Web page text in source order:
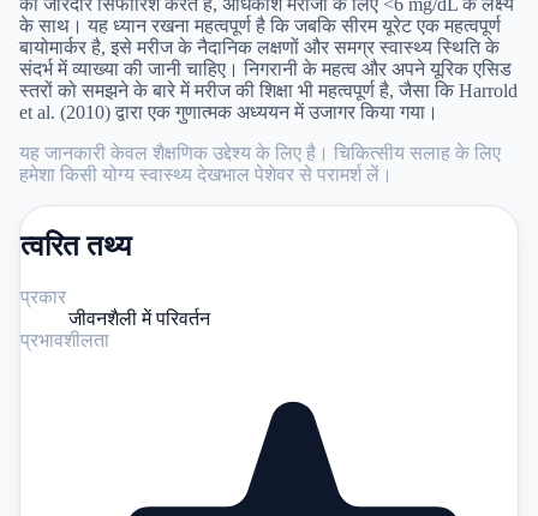
के साथ। यह ध्यान रखना महत्वपूर्ण है कि जबकि सीरम यूरेट एक महत्वपूर्ण
बायोमार्कर है, इसे मरीज के नैदानिक लक्षणों और समग्र स्वास्थ्य स्थिति के
संदर्भ में व्याख्या की जानी चाहिए। निगरानी के महत्व और अपने यूरिक एसिड
स्तरों को समझने के बारे में मरीज की शिक्षा भी महत्वपूर्ण है, जैसा कि Harrold
et al. (2010) द्वारा एक गुणात्मक अध्ययन में उजागर किया गया।
यह जानकारी केवल शैक्षणिक उद्देश्य के लिए है। चिकित्सीय सलाह के लिए
हमेशा किसी योग्य स्वास्थ्य देखभाल पेशेवर से परामर्श लें।
त्वरित तथ्य
प्रकार
जीवनशैली में परिवर्तन
प्रभावशीलता